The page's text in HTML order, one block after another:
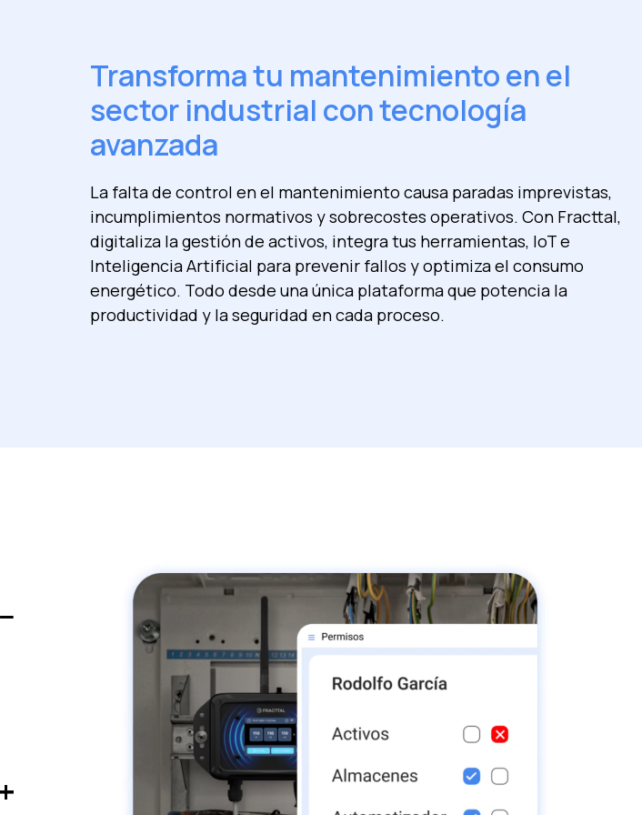
Transforma tu mantenimiento en el
sector industrial con tecnología
avanzada
La falta de control en el mantenimiento causa paradas imprevistas,
incumplimientos normativos y sobrecostes operativos. Con Fracttal,
digitaliza la gestión de activos, integra tus herramientas, IoT e
Inteligencia Artificial para prevenir fallos y optimiza el consumo
energético. Todo desde una única plataforma que potencia la
productividad y la seguridad en cada proceso.